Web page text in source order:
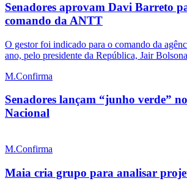
Senadores aprovam Davi Barreto
comando da ANTT
O gestor foi indicado para o comando da
ano, pelo presidente da República, Jair
M.Confirma
Senadores lançam “junho verde”
Nacional
M.Confirma
Maia cria grupo para analisar